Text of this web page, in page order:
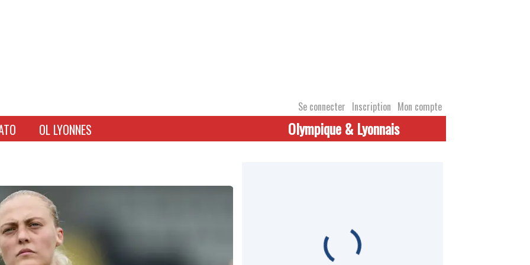
Se connecter Inscription Mon compte
OL LYONNES Olympique & Lyonnais